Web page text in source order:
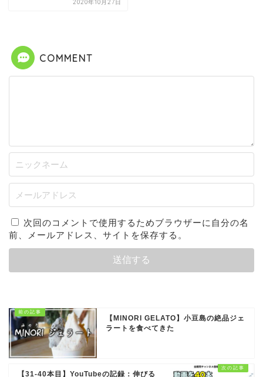
2020年10月27日
COMMENT
次回のコメントで使用するためブラウザーに自分の名
前、メールアドレス、サイトを保存する。
【MINORI GELATO】小豆島の絶品ジェ
ラートを食べてきた
【31-40本目】YouTubeの記録：伸びる